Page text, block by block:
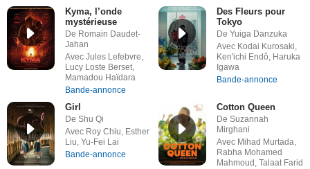
Kyma, l’onde
mystérieuse
De Romain Daudet-
Jahan
Avec Jules Lefebvre,
Lucy Loste Berset,
Mamadou Haïdara
Bande-annonce
Des Fleurs pour
Tokyo
De Yuiga Danzuka
Avec Kodai Kurosaki,
Ken'ichi Endô, Haruka
Igawa
Bande-annonce
Girl
De Shu Qi
Avec Roy Chiu, Esther
Liu, Yu-Fei Lai
Bande-annonce
Cotton Queen
De Suzannah
Mirghani
Avec Mihad Murtada,
Rabha Mohamed
Mahmoud, Talaat Farid